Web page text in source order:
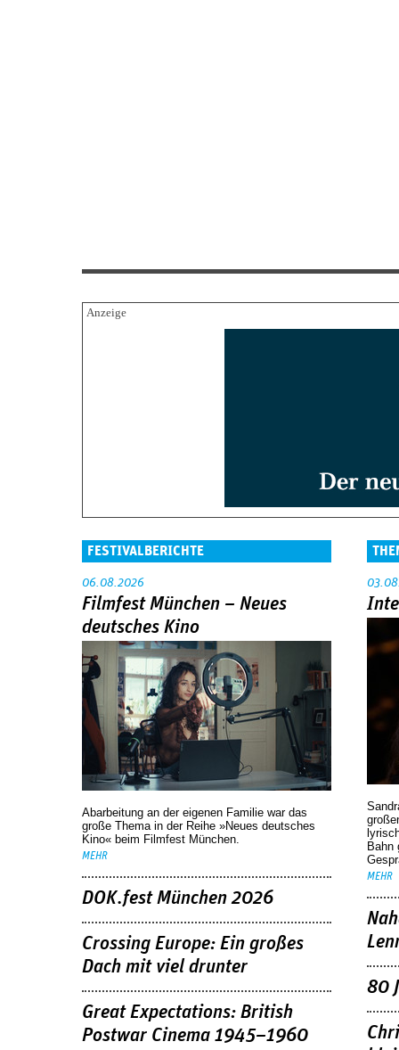
FESTIVALBERICHTE
06.08.2026
Filmfest München – Neues
deutsches Kino
Abarbeitung an der eigenen Familie war das
große Thema in der Reihe »Neues deutsches
Kino« beim Filmfest München.
MEHR
DOK.fest München 2026
Crossing Europe: Ein großes
Dach mit viel drunter
Great Expectations: British
Postwar Cinema 1945–1960
Bahn
MEHR
80